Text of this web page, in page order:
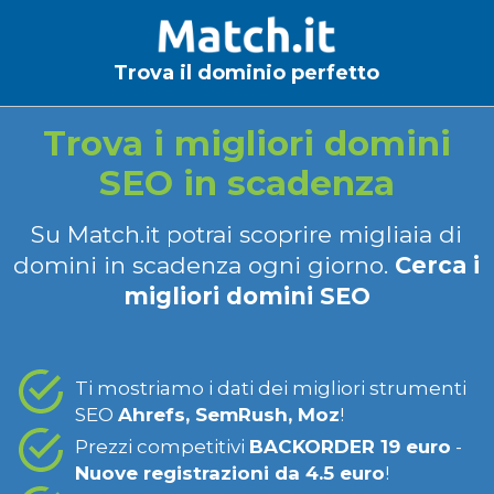
Trova il dominio perfetto
Trova i migliori domini
SEO in scadenza
Su Match.it potrai scoprire migliaia di
domini in scadenza ogni giorno. Cerca i
migliori domini SEO
Ti mostriamo i dati dei migliori strumenti
SEO Ahrefs, SemRush, Moz!
Prezzi competitivi BACKORDER 19 euro -
Nuove registrazioni da 4.5 euro!